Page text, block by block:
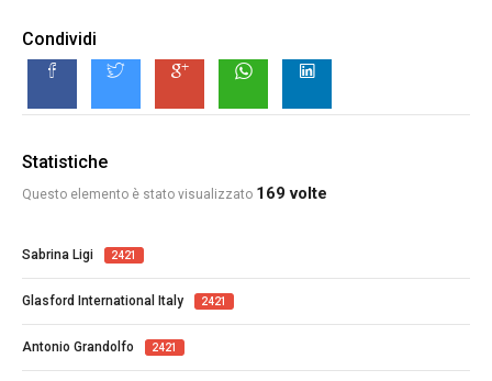
Condividi
Statistiche
Questo elemento è stato visualizzato 169 volte
Sabrina Ligi 2421
Glasford International Italy 2421
Antonio Grandolfo 2421